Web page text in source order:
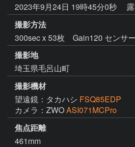
2023年9月24日 19時45分0秒
撮影方法
300sec x 53枚 Gain120 センサ
撮影地
埼玉県毛呂山町
撮影機材
望遠鏡：タカハシ FSQ85EDP
カメラ：ZWOASI071MCPro
焦点距離
461mm